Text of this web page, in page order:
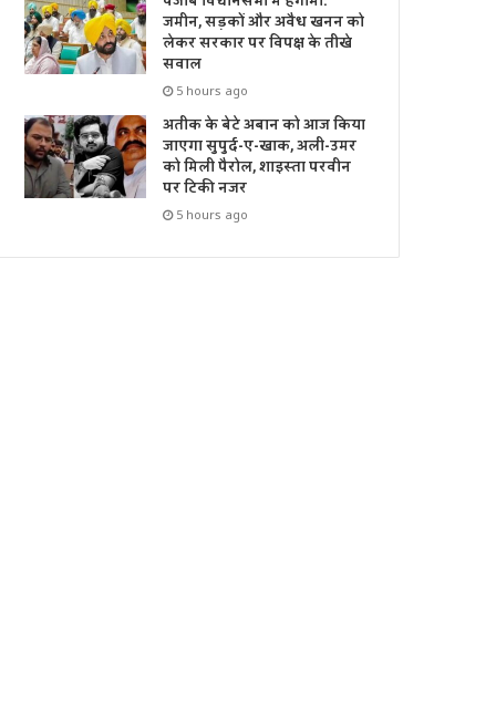
जमीन, सड़कों और अवैध खनन को
लेकर सरकार पर विपक्ष के तीखे
सवाल
5 hours ago
अतीक के बेटे अबान को आज किया
जाएगा सुपुर्द-ए-खाक, अली-उमर
को मिली पैरोल, शाइस्ता परवीन
पर टिकी नजर
5 hours ago